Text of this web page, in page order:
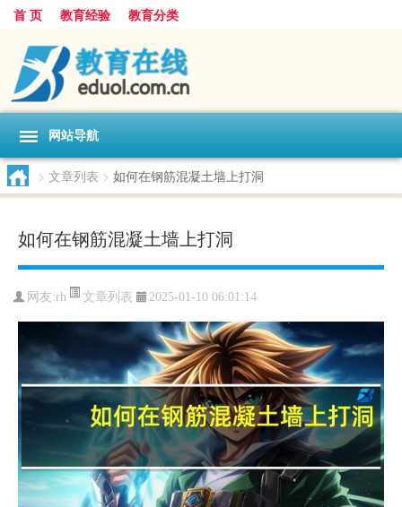
首 页 教育经验 教育分类
网站导航
> 文章列表 > 如何在钢筋混凝土墙上打洞
如何在钢筋混凝土墙上打洞
网友:rh 文章列表 2025-01-10 06:01:14